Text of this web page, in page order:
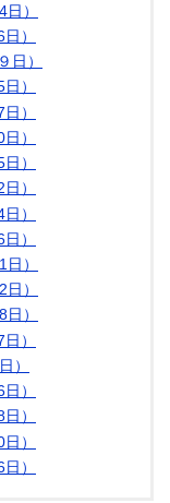
）
）
日）
）
）
）
）
）
）
）
）
）
）
）
）
）
）
）
）